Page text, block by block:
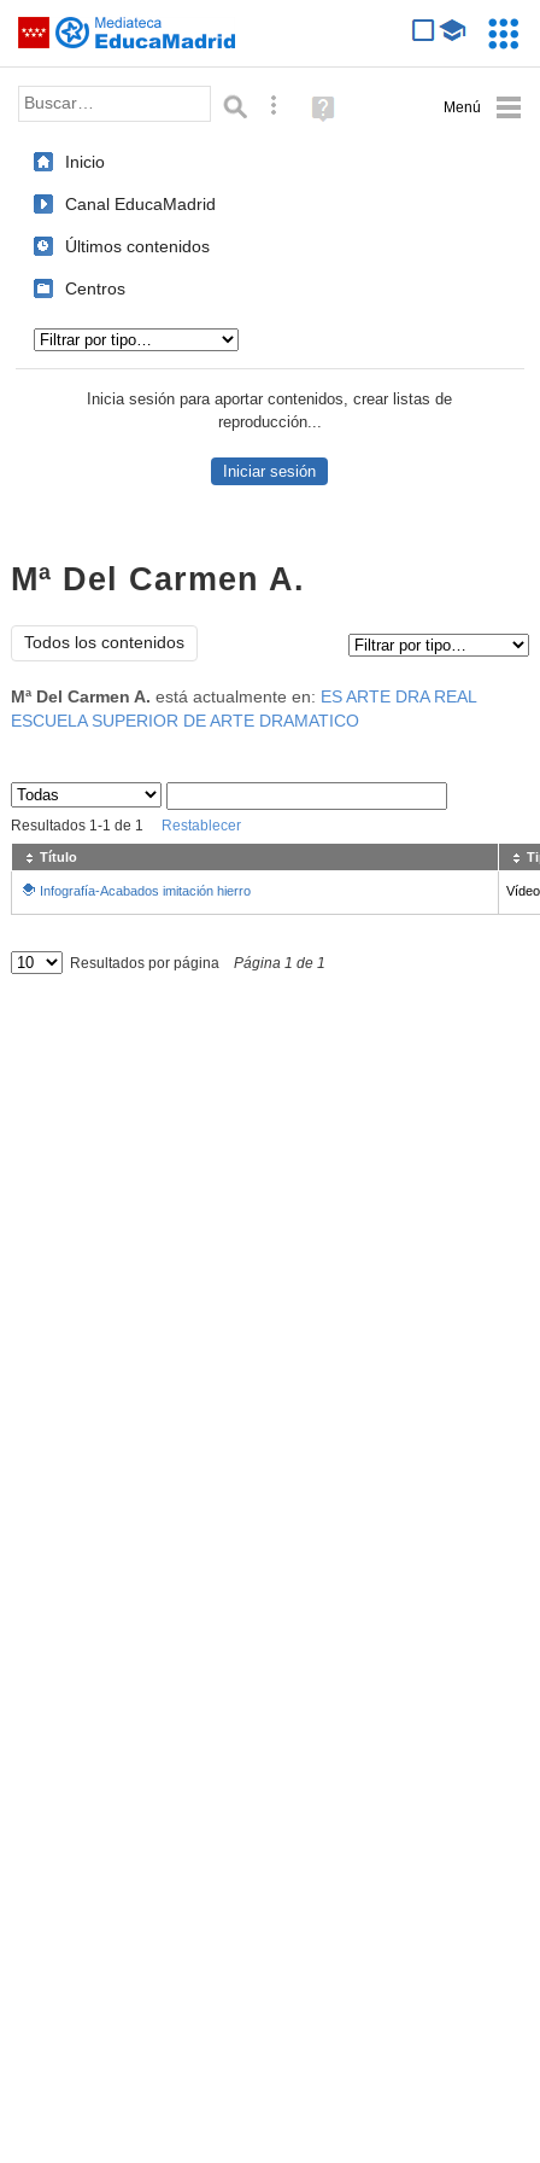
Saltar navegación
Palabra o frase: Búsqueda avanzada
Ayuda
(en
Inicio
Canal EducaMadrid
Últimos contenidos
Centros
Inicia sesión para aportar contenidos, crear listas de
reproducción...
Iniciar sesión
Mª Del Carmen A.
Todos los contenidos
Mª Del Carmen A. está actualmente en: ES ARTE DRA REAL
ESCUELA SUPERIOR DE ARTE DRAMATICO
Sus archivos
Resultados 1-1 de 1 Restablecer
Título
Infografía-Acabados imitación hierro Vídeo
Resultados por página Página 1 de 1